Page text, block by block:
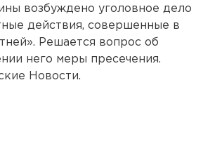
возбуждено уголовное дело
действия, совершенные в
Решается вопрос об
него меры пресечения.
Новости.